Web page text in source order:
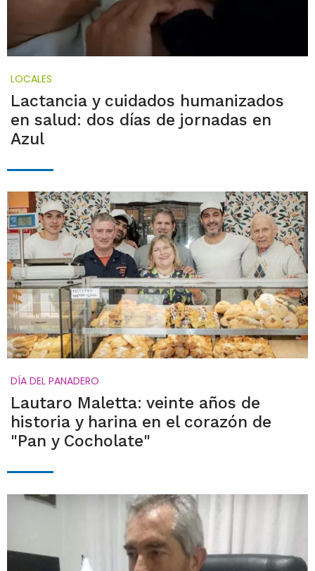
LOCALES
Lactancia y cuidados humanizados
en salud: dos días de jornadas en
Azul
DÍA DEL PANADERO
Lautaro Maletta: veinte años de
historia y harina en el corazón de
"Pan y Cocholate"